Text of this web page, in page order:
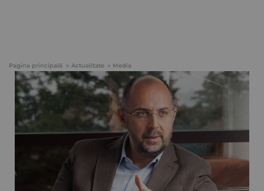
Pagina principală Actualitate Media